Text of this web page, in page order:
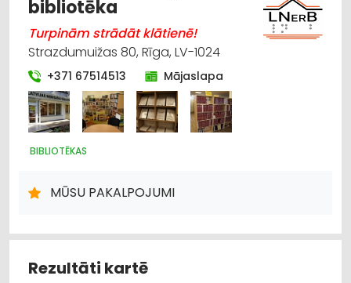
bibliotēka
Turpinām strādāt klātienē!
Strazdumuižas 80, Rīga, LV-1024
+371 67514513 Mājaslapa
BIBLIOTĒKAS
MŪSU PAKALPOJUMI
Rezultāti kartē